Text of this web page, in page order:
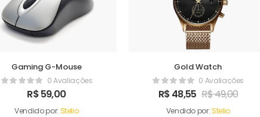
Gaming G-Mouse
0 Avaliações
R$59,00
Vendido por: Stelio
Gold Watch
0 Avaliações
R$48,55 R$49,00
Vendido por:Stelio